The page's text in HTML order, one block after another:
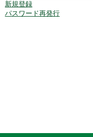
新規登録
パスワード再発行